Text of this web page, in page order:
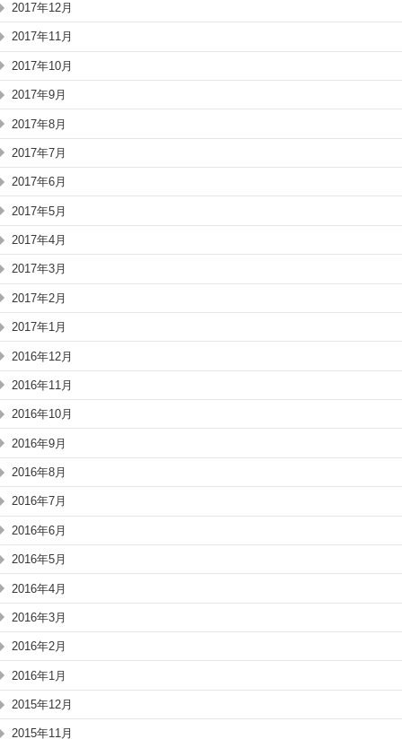
2017年12月
2017年11月
2017年10月
2017年9月
2017年8月
2017年7月
2017年6月
2017年5月
2017年4月
2017年3月
2017年2月
2017年1月
2016年12月
2016年11月
2016年10月
2016年9月
2016年8月
2016年7月
2016年6月
2016年5月
2016年4月
2016年3月
2016年2月
2016年1月
2015年12月
2015年11月